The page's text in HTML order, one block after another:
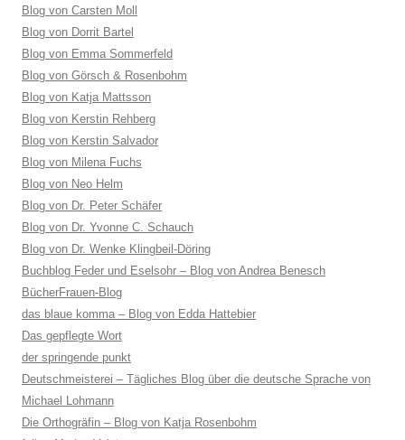
Blog von Carsten Moll
Blog von Dorrit Bartel
Blog von Emma Sommerfeld
Blog von Görsch & Rosenbohm
Blog von Katja Mattsson
Blog von Kerstin Rehberg
Blog von Kerstin Salvador
Blog von Milena Fuchs
Blog von Neo Helm
Blog von Dr. Peter Schäfer
Blog von Dr. Yvonne C. Schauch
Blog von Dr. Wenke Klingbeil-Döring
Buchblog Feder und Eselsohr – Blog von Andrea Benesch
BücherFrauen-Blog
das blaue komma – Blog von Edda Hattebier
Das gepflegte Wort
der springende punkt
Deutschmeisterei – Tägliches Blog über die deutsche Sprache von
Michael Lohmann
Die Orthogräfin – Blog von Katja Rosenbohm